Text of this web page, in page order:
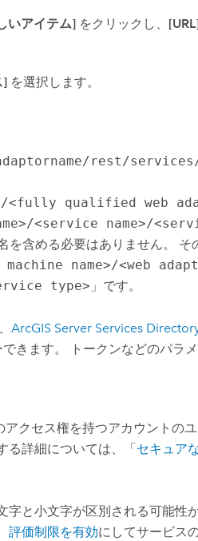
いアイテム] をクリックし、
] を選択します。
rest/
qualified web
<service name>/
含める必要はありません。 そ
name>/<web
type> 」です。
ArcGIS Server Services
きます。 トークンなどのパラ
クセス権を持つアカウントの
る詳細については、「セキュア
と小文字が区別される可能性
評価制限を有効にしてサービス